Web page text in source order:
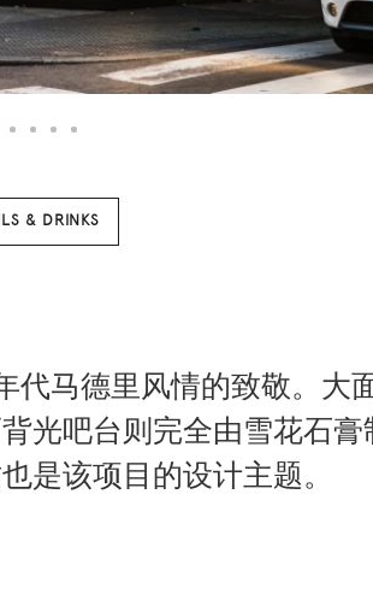
& DRINKS
代马德里风情的致敬。大
光吧台则完全由雪花石膏
是该项目的设计主题。